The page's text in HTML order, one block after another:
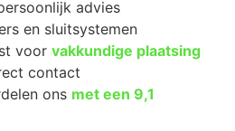
advies
en sluitsystemen
voor vakkundige plaatsing
contact
ons met een 9,1